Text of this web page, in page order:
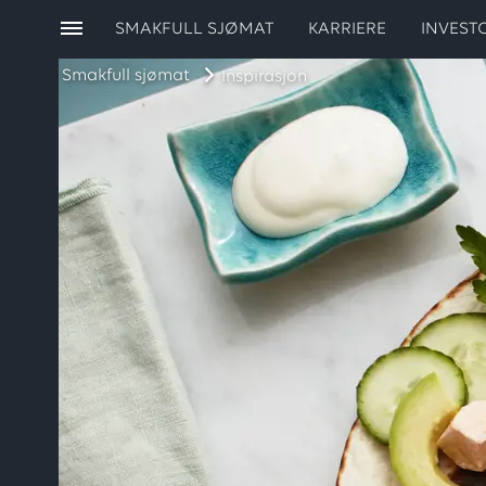
Smakfull sjømat Inspirasjon
SMAKFULL SJØMAT KARRIERE